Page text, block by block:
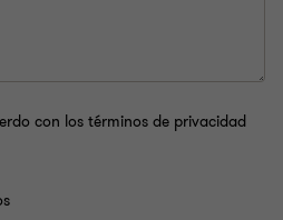
con los términos de privacidad